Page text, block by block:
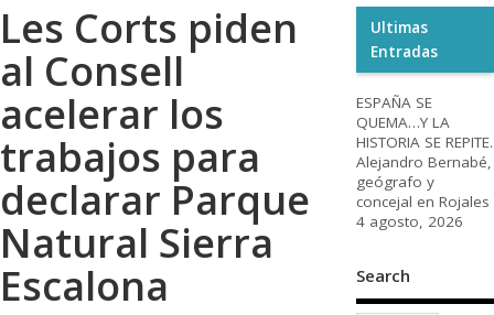
Les Corts piden
al Consell
acelerar los
trabajos para
declarar Parque
Natural Sierra
Escalona
Ultimas
Entradas
ESPAÑA SE
QUEMA…Y LA
HISTORIA SE REPITE.
Alejandro Bernabé,
geógrafo y
concejal en Rojales
4 agosto, 2026
Search